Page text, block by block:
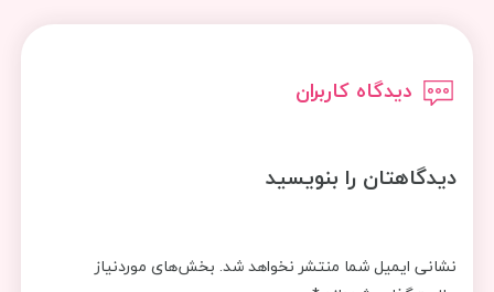
دیدگاه کاربران
دیدگاهتان را بنویسید
نشانی ایمیل شما منتشر نخواهد شد. بخش‌های موردنیاز